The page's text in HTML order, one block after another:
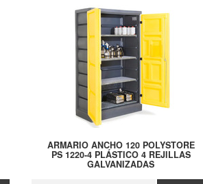
ARMARIO ANCHO 120 POLYSTORE
PS 1220-4 PLÁSTICO 4 REJILLAS
GALVANIZADAS